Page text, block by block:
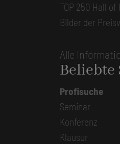
TOP 250 Hall of
Bilder der
Alle
Beliebte
Profisuche
Seminar
Konferenz
Klausur